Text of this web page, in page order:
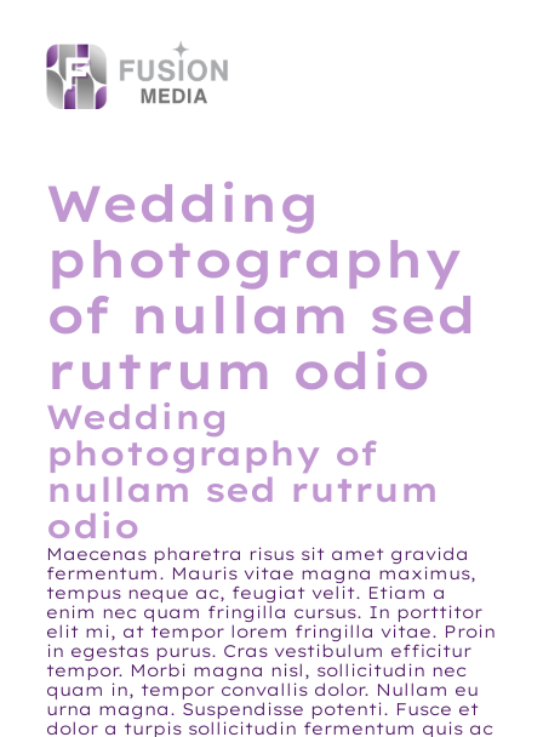
content
Wedding
photography
of nullam sed
rutrum odio
Wedding
photography of
nullam sed rutrum
odio
Maecenas pharetra risus sit amet gravida
fermentum. Mauris vitae magna maximus,
tempus neque ac, feugiat velit. Etiam a
enim nec quam fringilla cursus. In porttitor
elit mi, at tempor lorem fringilla vitae. Proin
in egestas purus. Cras vestibulum efficitur
tempor. Morbi magna nisl, sollicitudin nec
quam in, tempor convallis dolor. Nullam eu
urna magna. Suspendisse potenti. Fusce et
dolor a turpis sollicitudin fermentum quis ac